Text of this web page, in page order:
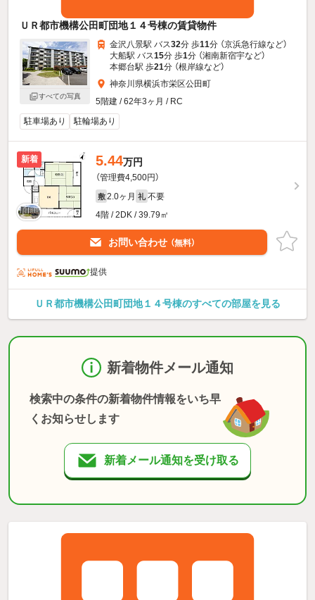
ＵＲ都市機構公田町団地１４号棟の賃貸物件
すべての写真
金沢八景駅 バス32分 歩11分 （京浜急行線など）
大船駅 バス15分 歩1分 （湘南新宿宇など）
本郷台駅 歩21分 （根岸線など）
神奈川県横浜市栄区公田町
5階建 / 62年3ヶ月 / RC
駐車場あり
駐輪場あり
新着 5.44万円
（管理費4,500円）
敷 2.0ヶ月 礼 不要
4階 / 2DK / 39.79㎡
お問い合わせ （無料）
提供
ＵＲ都市機構公田町団地１４号棟のすべての部屋を見る
新着物件メール通知
検索中の条件の新着物件情報をいち早
くお知らせします
新着メール通知を受け取る